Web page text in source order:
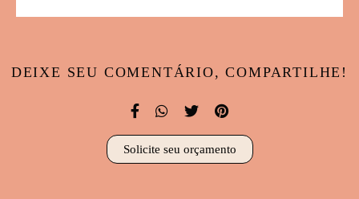
DEIXE SEU COMENTÁRIO, COMPARTILHE!
Solicite seu orçamento